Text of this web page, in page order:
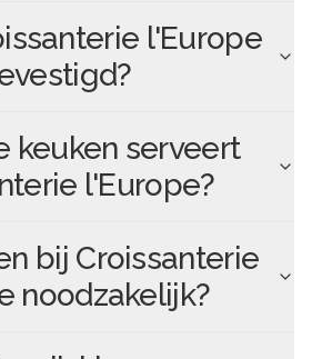
l'Europe
keuken serveert
l'Europe?
bij Croissanterie
noodzakelijk?